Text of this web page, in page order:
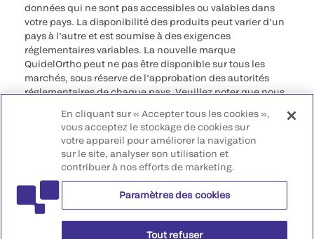
données qui ne sont pas accessibles ou valables dans
votre pays. La disponibilité des produits peut varier d’un
pays à l’autre et est soumise à des exigences
réglementaires variables. La nouvelle marque
QuidelOrtho peut ne pas être disponible sur tous les
marchés, sous réserve de l’approbation des autorités
réglementaires de chaque pays. Veuillez noter que nous
informations qui risquent de ne pas être conformes à
toute procédure légale, réglementation, enregistrement
ou usage dans votre pays d’origine.
©2026 QuidelOrtho Corporation. Tous droits réservés.
QuidelOrtho Corporation
9975 Summers Ridge Road, San Diego, CA 92121, USA
En cliquant sur « Accepter tous les cookies »,
vous acceptez le stockage de cookies sur
votre appareil pour améliorer la navigation
sur le site, analyser son utilisation et
contribuer à nos efforts de marketing.
Paramètres des cookies
Tout refuser